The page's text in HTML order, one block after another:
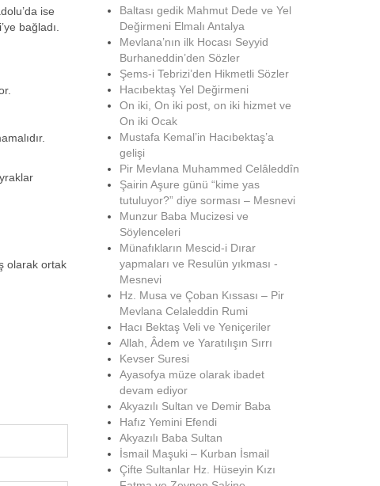
ise
bağladı.
olarak ortak
Baltası gedik Mahmut Dede ve Yel
Değirmeni Elmalı Antalya
Mevlana’nın ilk Hocası Seyyid
Burhaneddin’den Sözler
Şems-i Tebrizi’den Hikmetli Sözler
Hacıbektaş Yel Değirmeni
On iki, On iki post, on iki hizmet ve
On iki Ocak
Mustafa Kemal’in Hacıbektaş’a
gelişi
Pir Mevlana Muhammed Celâleddîn
Şairin Aşure günü “kime yas
tutuluyor?” diye sorması – Mesnevi
Munzur Baba Mucizesi ve
Söylenceleri
Münafıkların Mescid-i Dırar
yapmaları ve Resulün yıkması -
Mesnevi
Hz. Musa ve Çoban Kıssası – Pir
Mevlana Celaleddin Rumi
Hacı Bektaş Veli ve Yeniçeriler
Allah, Âdem ve Yaratılışın Sırrı
Kevser Suresi
Ayasofya müze olarak ibadet
devam ediyor
Akyazılı Sultan ve Demir Baba
Hafız Yemini Efendi
Akyazılı Baba Sultan
İsmail Maşuki – Kurban İsmail
Çifte Sultanlar Hz. Hüseyin Kızı